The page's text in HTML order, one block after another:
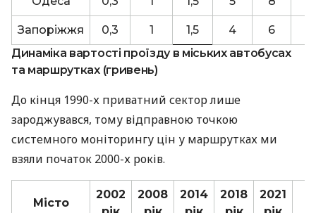
Запоріжжя 0,3 1 1,5 4
6
Динаміка вартості проїзду в міських автобусах
та маршрутках (гривень)
До кінця 1990-х приватний сектор лише
зароджувався, тому відправною точкою
системного моніторингу цін у маршрутках ми
взяли початок 2000-х років.
Місто
2002
2008
2014
2018
2021